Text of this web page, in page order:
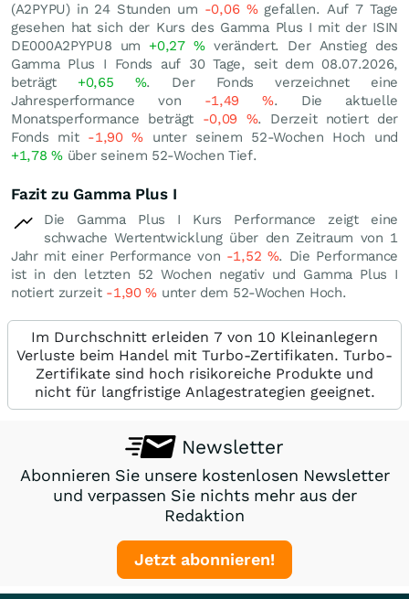
(A2PYPU) in 24 Stunden um -0,06 %gefallen. Auf 7 Tage
gesehen hat sich der Kurs des Gamma Plus I mit der ISIN
DE000A2PYPU8 um +0,27%verändert. Der Anstieg des
Gamma Plus I Fonds auf 30 Tage, seit dem 08.07.2026,
beträgt +0,65 %. Der Fonds verzeichnet eine
Jahresperformance von -1,49%. Die aktuelle
Monatsperformance beträgt -0,09 %. Derzeit notiert der
Fonds mit -1,90% unter seinem 52-Wochen Hoch und
+1,78%über seinem 52-Wochen Tief.
Fazit zu Gamma Plus I
Die Gamma Plus I Kurs Performance zeigt eine
schwache Wertentwicklung über den Zeitraum von 1
Jahr mit einer Performance von -1,52 %. Die Performance
ist in den letzten 52 Wochen negativ und Gamma Plus I
notiert zurzeit -1,90% unter dem 52-Wochen Hoch.
Im Durchschnitt erleiden 7 von 10 Kleinanlegern
Verluste beim Handel mit Turbo-Zertifikaten. Turbo-
Zertifikate sind hoch risikoreiche Produkte und
nicht für langfristige Anlagestrategien geeignet.
Newsletter
Abonnieren Sie unsere kostenlosen Newsletter
und verpassen Sie nichts mehr aus der
Redaktion
Jetzt abonnieren!